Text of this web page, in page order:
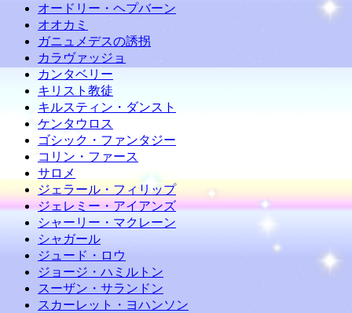
オードリー・ヘプバーン
オオカミ
ガニュメデスの誘拐
カラヴァッジョ
カンタベリー
キリスト教徒
キルスティン・ダンスト
ケンタウロス
ゴシック・ファンタジー
コリン・ファース
サロメ
ジェラール・フィリップ
ジェレミー・アイアンズ
シャーリー・マクレーン
シャガール
ジュード・ロウ
ジョージ・ハミルトン
スーザン・サランドン
スカーレット・ヨハンソン